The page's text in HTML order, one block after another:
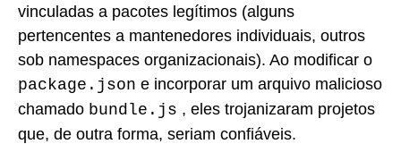
vinculadas a pacotes legítimos (alguns
pertencentes a mantenedores individuais, outros
sob namespaces organizacionais). Ao modificar o
package.json e incorporar um arquivo malicioso
chamado bundle.js , eles trojanizaram projetos
que, de outra forma, seriam confiáveis.